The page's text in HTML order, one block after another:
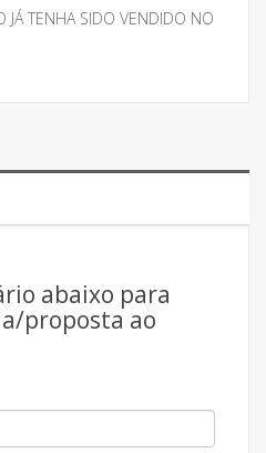
JÁ TENHA SIDO VENDIDO NO
abaixo para
proposta ao